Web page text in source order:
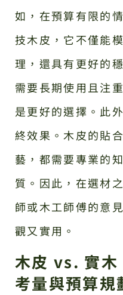
如，在預算有限的
技木皮，它不僅能
理，還具有更好的
需要長期使用且注
是更好的選擇。此
終效果。木皮的貼
藝，都需要專業的
質。因此，在選材
師或木工師傅的意
觀又實用。
木皮 vs. 實木
考量與預算規